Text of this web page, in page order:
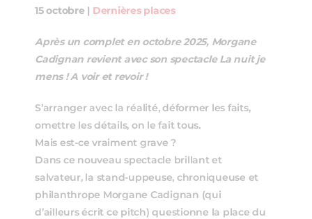
15 octobre |
Dernières places
Après un complet en octobre 2025, Morgane
Cadignan revient avec son spectacle La nuit je
mens ! A voir et revoir !
S’arranger avec la réalité, déformer les faits,
omettre les détails, on le fait tous.
Mais est-ce vraiment grave ?
Dans ce nouveau spectacle brillant et
salvateur, la stand-uppeuse, chroniqueuse et
philanthrope Morgane Cadignan (qui
d’ailleurs écrit ce pitch) questionne la place du